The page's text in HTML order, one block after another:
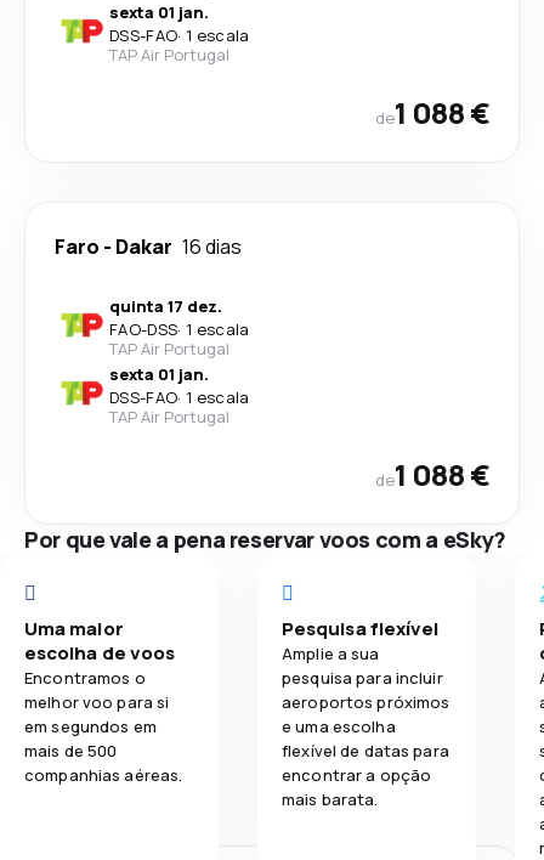
sexta 01 jan.
DSS-FAO· 1 escala
TAP Air Portugal
de1 088 €
Faro - Dakar 16 dias
quinta 17 dez.
FAO-DSS· 1 escala
TAP Air Portugal
sexta 01 jan.
DSS-FAO· 1 escala
TAP Air Portugal
de1 088 €
Por que vale a pena reservar voos com a eSky?
Uma maior
escolha de voos
Encontramos o
melhor voo para si
em segundos em
mais de 500
companhias aéreas.
Pesquisa flexível
Amplie a sua
pesquisa para incluir
aeroportos próximos
e uma escolha
flexível de datas para
encontrar a opção
mais barata.